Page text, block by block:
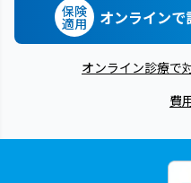
保険
適用 オンラインで
オンライン診療で
費